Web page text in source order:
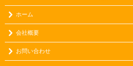
ホーム
会社概要
お問い合わせ